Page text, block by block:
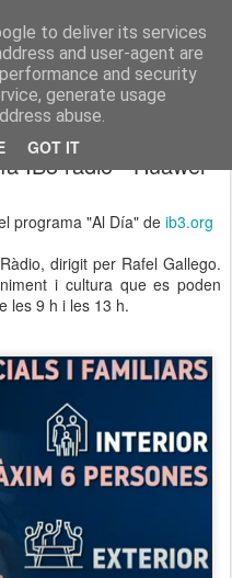
to deliver its services
and user-agent are
and security
generate usage
abuse.
GOT IT
pedagogía conceptos y reflexiones sobre la sociedad de la información
IB3 radio - Huawei
programa "Al Día" de ib3.org
dirigit per Rafel Gallego.
i cultura que es poden
les 9 h i les 13 h.